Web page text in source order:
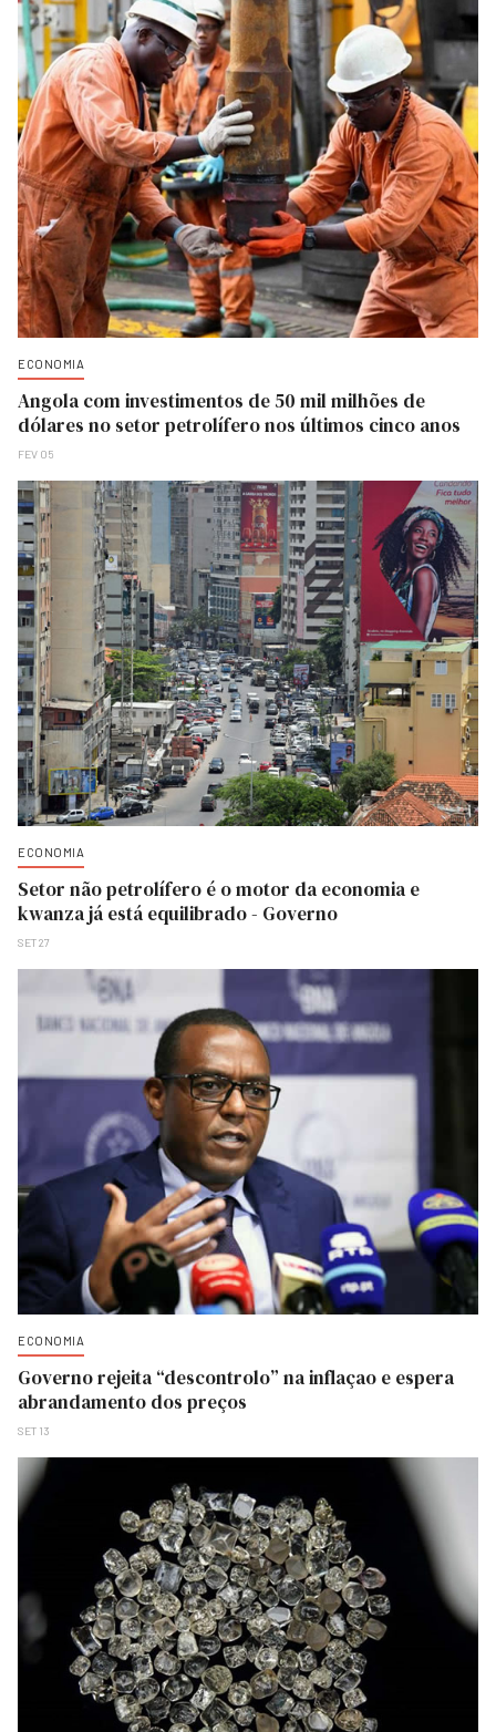
ECONOMIA
Angola com investimentos de 50 mil milhões de
dólares no setor petrolífero nos últimos cinco anos
FEV 05
ECONOMIA
Setor não petrolífero é o motor da economia e
kwanza já está equilibrado - Governo
SET 27
ECONOMIA
Governo rejeita “descontrolo” na inflaçao e espera
abrandamento dos preços
SET 13